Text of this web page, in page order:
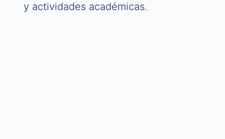
y actividades académicas.